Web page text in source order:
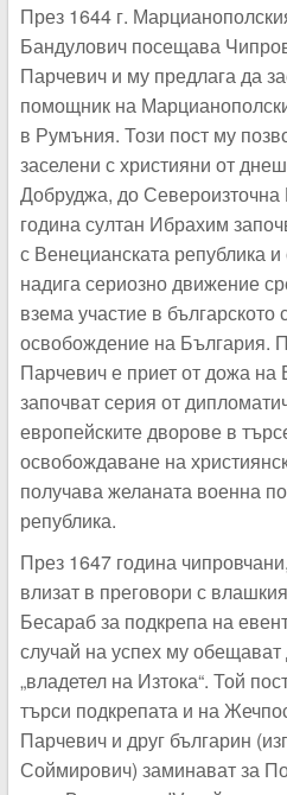
През 1644 г.
Бандулович посещава
Парчевич и му предлага да
помощник на
в Румъния. Този пост му
заселени с християни от
Добруджа, до
година султан Ибрахим
с Венецианската република
надига сериозно движение
взема участие в българското
освобождение на България.
Парчевич е приет от дожа
започват серия от
европейските дворове в
освобождаване на
получава желаната военна
република.
През 1647 година
влизат в преговори с
Бесараб за подкрепа на
случай на успех му обещават
„владетел на Изтока“. Той
търси подкрепата и на
Парчевич и друг българин
Соймирович) заминават за